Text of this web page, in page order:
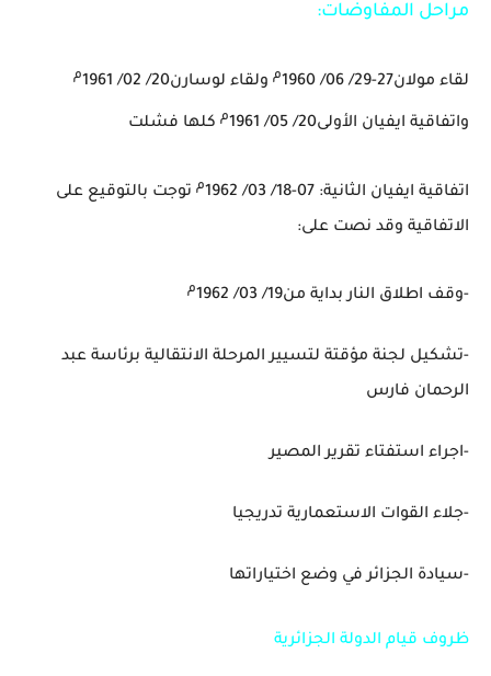
مراحل المفاوضات:
لقاء مولان27-29/ 06/ 1960 م ولقاء لوسارن20/ 02/ 1961 م
واتفاقية ايفيان الأولى20/ 05/ 1961 م كلها فشلت
اتفاقية ايفيان الثانية: 07-18/ 03/ 1962 م توجت بالتوقيع على
الاتفاقية وقد نصت على:
-وقف اطلاق النار بداية من19/ 03/ 1962 م
-تشكيل لجنة مؤقتة لتسيير المرحلة الانتقالية برئاسة عبد
الرحمان فارس
-اجراء استفتاء تقرير المصير
-جلاء القوات الاستعمارية تدريجيا
-سيادة الجزائر في وضع اختياراتها
ظروف قيام الدولة الجزائرية